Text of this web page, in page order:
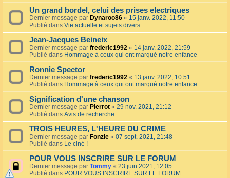
Un grand bordel, celui des prises electriques
Dernier message par Dynaroo86 « 15 janv. 2022, 11:50
Publié dans Vie actuelle et sujets divers...
Jean-Jacques Beineix
Dernier message par frederic1992 « 14 janv. 2022, 21:59
Publié dans Hommage à ceux qui ont marqué notre enfance
Ronnie Spector
Dernier message par frederic1992 « 13 janv. 2022, 10:51
Publié dans Hommage à ceux qui ont marqué notre enfance
Signification d'une chanson
Dernier message par Pierrot « 29 nov. 2021, 21:12
Publié dans Avis de recherche
TROIS HEURES, L'HEURE DU CRIME
Dernier message par Fonzie « 07 sept. 2021, 21:48
Publié dans Le ciné !
POUR VOUS INSCRIRE SUR LE FORUM
Dernier message par Tommy « 23 juin 2021, 12:05
Publié dans POUR VOUS INSCRIRE SUR LE FORUM